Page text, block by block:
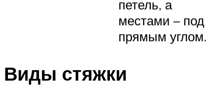
петель, а
местами – под
прямым углом.
Виды стяжки